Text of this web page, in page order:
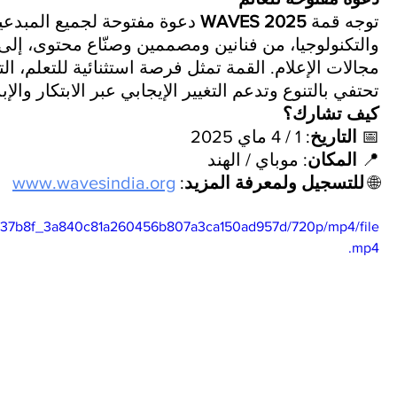
توجه قمة WAVES 2025 دعوة مفتوحة لجميع
والتكنولوجيا، من فنانين ومصممين وصنّاع محتوى،
مجالات الإعلام. القمة تمثل فرصة استثنائية للتعلم،
تحتفي بالتنوع وتدعم التغيير الإيجابي عبر الابتكار
كيف تشارك؟
📅
التاريخ: 1 / 4 ماي 2025
📍
المكان: موباي / الهند
🌐 للتسجيل ولمعرفة المزيد:
www.wavesindia.org
720p/mp4/file
.mp4